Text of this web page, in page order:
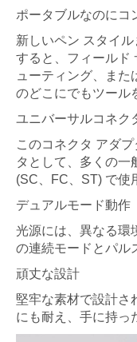
ポータブルなのにコ
新しいペン スタイ
すると、フィールド
ューティング、ま
のどこにでもツール
ユニバーサルコネク
このコネクタ アダ
タとして、多くの一
(SC、FC、ST) で使
デュアルモード動作
光源には、異なる環
の連続モードとパル
頑丈な設計
堅牢な素材で設計さ
にも耐え、手に持っ